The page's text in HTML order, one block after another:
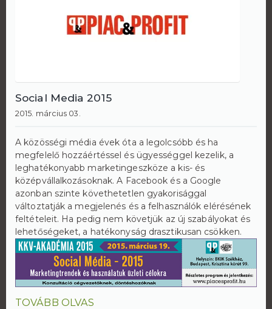
Social Media 2015
2015. március 03.
A közösségi média évek óta a legolcsóbb és ha
megfelelő hozzáértéssel és ügyességgel kezelik, a
leghatékonyabb marketingeszköze a kis- és
középvállalkozásoknak. A Facebook és a Google
azonban szinte követhetetlen gyakorisággal
változtatják a megjelenés és a felhasználók elérésének
feltételeit. Ha pedig nem követjük az új szabályokat és
lehetőségeket, a hatékonyság drasztikusan csökken.
TOVÁBB OLVAS